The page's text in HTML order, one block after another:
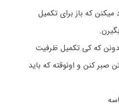
که باز برای تکمیل
که کی تکمیل ظرفیت
صبر کنن و اونوقته که باید